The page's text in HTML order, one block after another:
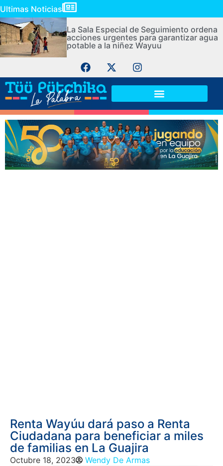
Ultimas Noticias
La Sala Especial de Seguimiento ordena
acciones urgentes para garantizar agua
potable a la niñez Wayuu
Renta Wayúu dará paso a Renta
Ciudadana para beneficiar a miles
de familias en La Guajira
Octubre 18, 2023
Wendy De Armas